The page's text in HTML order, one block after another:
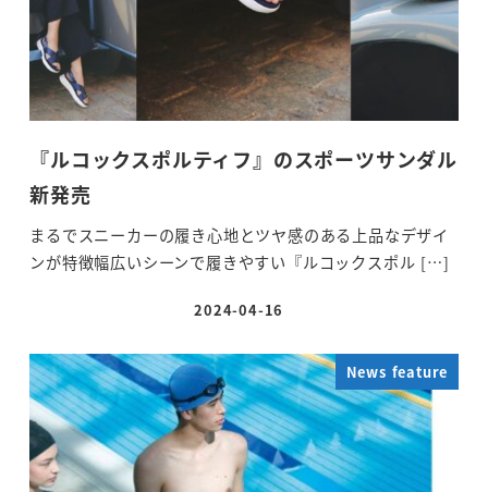
『ルコックスポルティフ』のスポーツサンダル
新発売
まるでスニーカーの履き心地とツヤ感のある上品なデザイ
ンが特徴幅広いシーンで履きやすい『ルコックスポル […]
投稿日
2024-04-16
News feature